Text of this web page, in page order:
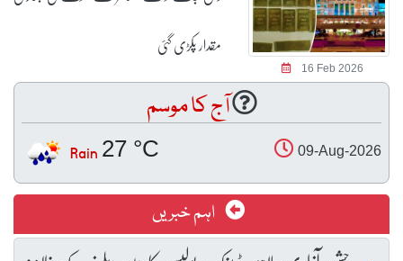
16 Feb 2026
مقدار پکڑی گئی
آج کا موسم
09-Aug-2026
27 °C
Rain
اہم خبریں